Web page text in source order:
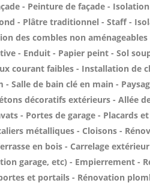
- Peinture de façade -
- Plâtre traditionnel - Staff -
des combles non
- Enduit - Papier peint - Sol
courant faibles - Installation de
- Salle de bain clé en main -
décoratifs extérieurs - Allée
- Portes de garage - Placards
métalliques - Cloisons -
en bois - Carrelage
garage, etc) - Empierrement -
et portails - Rénovation